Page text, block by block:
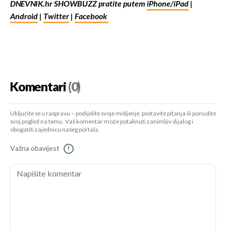
DNEVNIK.hr SHOWBUZZ pratite putem iPhone/iPad |
Android | Twitter | Facebook
Komentari(0)
Uključite se u raspravu – podijelite svoje mišljenje, postavite pitanja ili ponudite
svoj pogled na temu. Vaš komentar može potaknuti zanimljiv dijalog i
obogatiti zajednicu našeg portala.
Važna obavijest !